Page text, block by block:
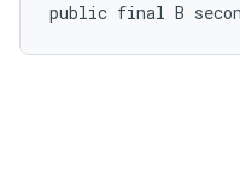
public final B